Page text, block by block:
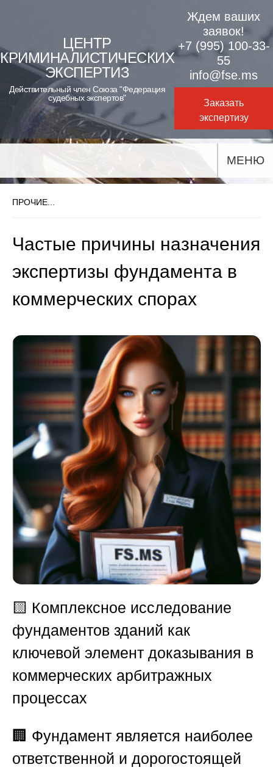
content
ЦЕНТР
КРИМИНАЛИСТИЧЕСКИХ
ЭКСПЕРТИЗ
Действительный член Союза "Федерация
судебных экспертов"
Ждем ваших
заявок!
+7 (995) 100-33-
55
info@fse.ms
Заказать
экспертизу
МЕНЮ
ПРОЧИЕ...
Частые причины назначения
экспертизы фундамента в
коммерческих спорах
🟨 Комплексное исследование
фундаментов зданий как
ключевой элемент доказывания в
коммерческих арбитражных
процессах
🏢 Фундамент является наиболее
ответственной и дорогостоящей